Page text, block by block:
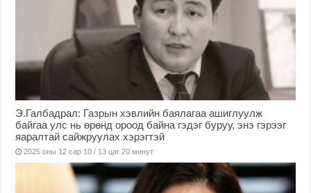
Э.Галбадрал: Газрын хэвлийн баялагаа ашиглуулж
байгаа улс нь өрөнд ороод байна гэдэг буруу, энэ гэрээг
яаралтай сайжруулах хэрэгтэй
2025 оны 12 сар 10 / 13 цаг 20 минут